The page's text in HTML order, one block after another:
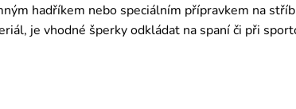
hadříkem nebo speciálním přípravkem na
je vhodné šperky odkládat na spaní či při